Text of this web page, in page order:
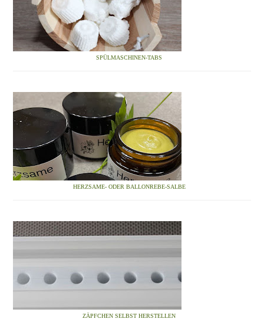
SPÜLMASCHINEN-TABS
HERZSAME- ODER BALLONREBE-SALBE
ZÄPFCHEN SELBST HERSTELLEN